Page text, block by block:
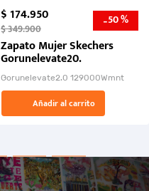
$174.950
$349.900 -50 %
Zapato Mujer Skechers
Gorunelevate20.
Gorunelevate2.0 129000Wmnt
Añadir al carrito